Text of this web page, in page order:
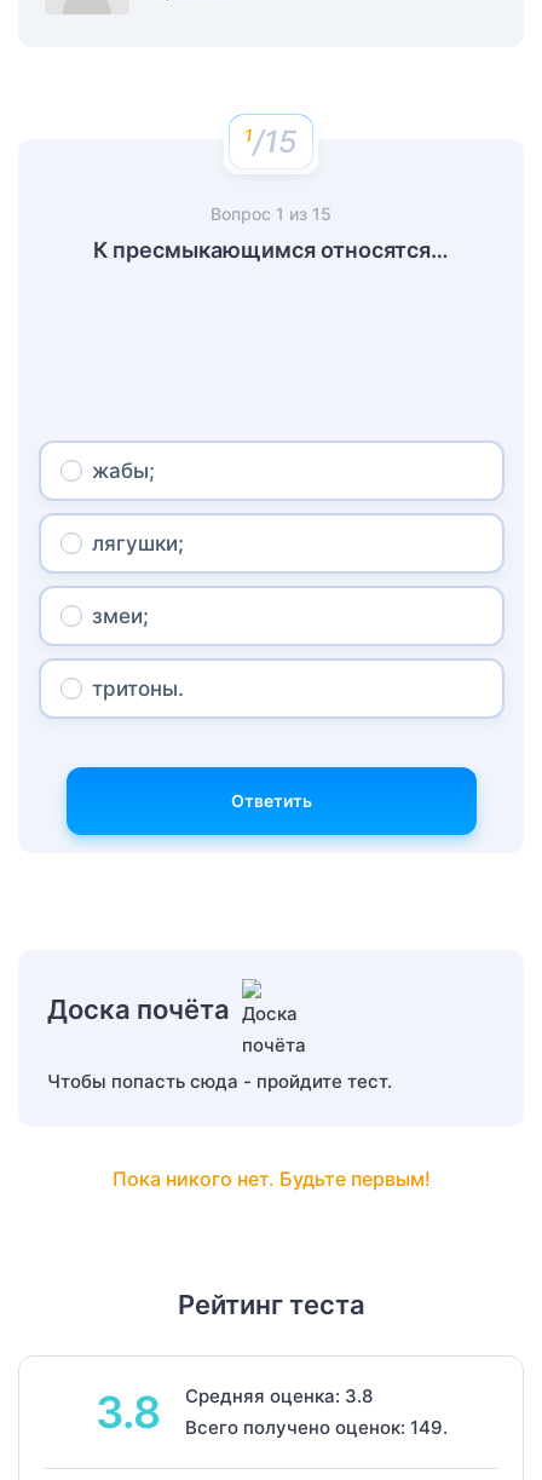
/15
Вопрос 1 из 15
К пресмыкающимся относятся…
жабы;
лягушки;
змеи;
тритоны.
Ответить
Доска почёта
Чтобы попасть сюда - пройдите тест.
Пока никого нет. Будьте первым!
Рейтинг теста
3.8
Средняя оценка: 3.8
Всего получено оценок: 149.